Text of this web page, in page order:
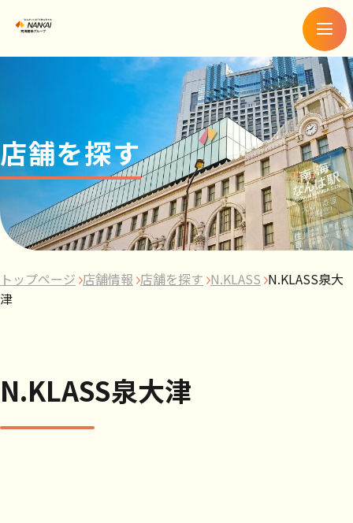
メ
ニ
ュ
ー
店舗を探す
トップページ 店舗情報 店舗を探す N.KLASS N.KLASS泉大
津
N.KLASS泉大津